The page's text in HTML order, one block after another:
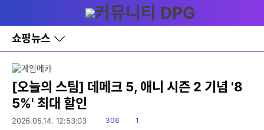
와
홈
쇼핑뉴스
바
로
레
이
어
창
토
[오늘의 스팀] 데메크 5, 애니 시즌 2 기념 '8
5%' 최대 할인
2026.05.14. 12:53:03
읽
306
댓1